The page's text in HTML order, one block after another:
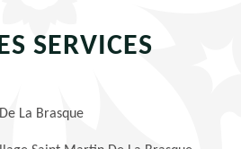
SERVICES
La Brasque